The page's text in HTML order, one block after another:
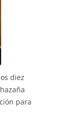
diez
para